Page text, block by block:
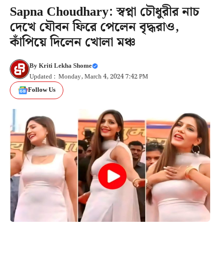
Sapna Choudhary: স্বপ্না চৌধুরীর নাচ
দেখে যৌবন ফিরে পেলেন বৃদ্ধরাও,
কাঁপিয়ে দিলেন খোলা মঞ্চ
ByKriti Lekha Shome
Updated : Monday, March 4, 2024 7:42 PM
Follow Us